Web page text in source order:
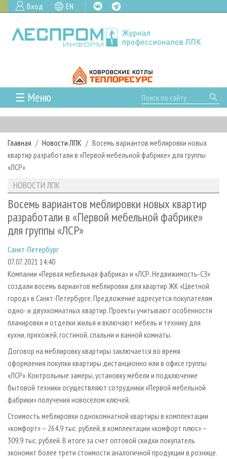
Вход EN
☰ Меню
ГЛАВНАЯ
РУБРИКИ И ТЕМЫ
РУБРИКИ ЖУРНАЛА
ЛЕСНОЕ ХОЗЯЙСТВО
ЛЕСОЗАГОТОВКА
ЛЕСОПИЛЕНИЕ
ДЕРЕВООБРАБОТКА
СУШКА ДРЕВЕСИНЫ
ПРОИЗВОДСТВО ДРЕВЕСНЫХ ПЛИТ
ДЕРЕВЯННОЕ ДОМОСТРОЕНИЕ
ПРОИЗВОДСТВО МЕБЕЛИ
БИОЭНЕРГЕТИКА
ЦБП
ИНСТРУМЕНТ И МАТЕРИАЛЫ
НОВОСТИ
КАЛЕНДАРЬ СОБЫТИЙ
НОВОСТИ ЛПК
НОВОСТИ ЖУРНАЛА
НОВОСТИ КОМПАНИЙ
ПРОЕКТЫ ЛПИ
АНАЛИТИКА
ПРЕДПРИЯТИЯ ЛПК
ЛЕСНЫЕ РЕГИОНЫ РОССИИ
ПЕРСОНЫ
МОБИЛЬНЫЕ ВЫСТАВКИ
ОФИЦИАЛЬНЫЕ ДЕЛЕГАЦИИ
ПРИОРИТЕТНЫЕ ИНВЕСТПРОЕКТЫ
RUSSIAN FORESTRY REVIEW
ГАЗЕТА ЛЕСПРОМФОРУМ
БИБЛИОТЕКА СПЕЦИАЛИСТА
АРХИВ
АРХИВ ЖУРНАЛОВ
СТАТЬИ
О ЖУРНАЛЕ
ПОДПИСКА
КОНТАКТЫ
РЕКЛАМОДАТЕЛЯМ
РЕКЛАМА
РЕКЛАМА НА САЙТЕ
Главная Новости ЛПК
Восемь вариантов меблировки новых
квартир разработали в «Первой мебельной фабрике» для группы
«ЛСР»
НОВОСТИ ЛПК
Восемь вариантов меблировки новых квартир
разработали в «Первой мебельной фабрике»
для группы «ЛСР»
Санкт-Петербург
07.07.2021 14:40
Компании «Первая мебельная фабрика» и «ЛСР. Недвижимость-СЗ»
создали восемь вариантов меблировки для квартир ЖК «Цветной
город» в Санкт-Петербурге. Предложение адресуется покупателям
одно- и двухкомнатных квартир. Проекты учитывают особенности
планировки и отделки жилья и включают мебель и технику для
кухни, прихожей, гостиной, спальни и ванной комнаты.
Договор на меблировку квартиры заключается во время
оформления покупки квартиры дистанционно или в офисе группы
«ЛСР». Контрольные замеры, установку мебели и подключение
бытовой техники осуществляют сотрудники «Первой мебельной
фабрики» получения новоселом ключей.
Стоимость меблировки однокомнатной квартиры в комплектации
«комфорт» – 264,9 тыс. рублей, в комплектации «комфорт плюс» –
309,9 тыс. рублей. В итоге за счет оптовой скидки покупатель
экономит более трети стоимости аналогичной продукции в рознице.